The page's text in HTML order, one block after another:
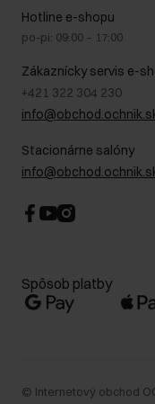
Bezpečné nakupovanie
Blog
Najčastejšie kladené
GDPR - Zásady
Právne informácie
Hotline e-shopu
po-pi: 09:00 – 17:00
Zákaznícky servis e-
+421 322 304 230
Stacionárne salóny
Spôsob platby
© Internetový obchod